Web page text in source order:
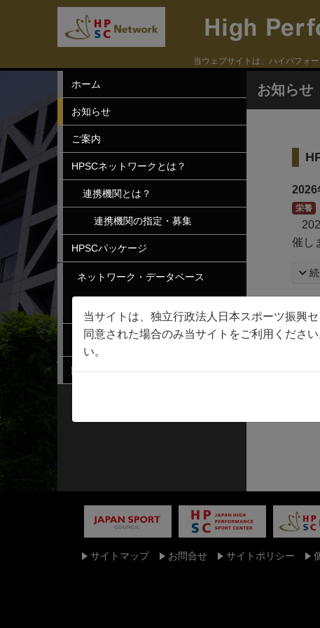
当ウェブサイトは、ハイパフォ
ホーム
お知らせ
ご案内
HPSCネットワークとは？
連携機関とは？
連携機関の指定・募集
HPSCパッケージ
ネットワーク・データベース
連携機関検索
関係規程
お知らせ
2026
栄養
催し
サイトマップ お問合せ サイトポリシー
当サイトは、独立行政法人日本スポーツ振興
同意された場合のみ当サイトをご利用くださ
い。